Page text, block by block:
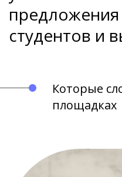
предложения
студентов и
Которые
площадках